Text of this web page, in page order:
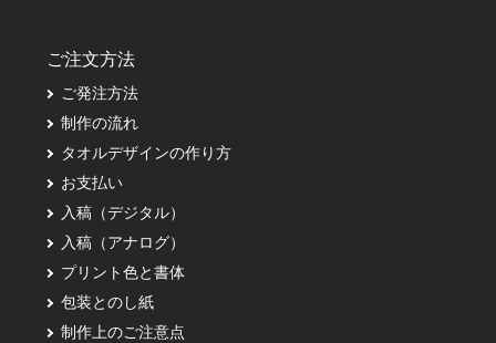
ご注文方法
ご発注方法
制作の流れ
タオルデザインの作り方
お支払い
入稿（デジタル）
入稿（アナログ）
プリント色と書体
包装とのし紙
制作上のご注意点